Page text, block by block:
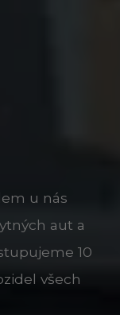
u nás
aut a
10
všech